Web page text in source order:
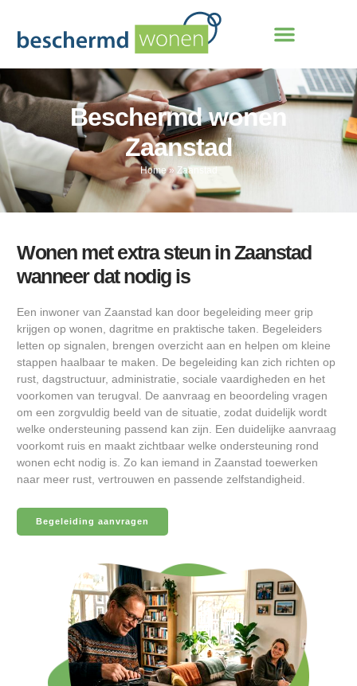
Beschermd wonen
Zaanstad
Home» Zaanstad
Wonen met extra steun in Zaanstad
wanneer dat nodig is
Een inwoner van Zaanstad kan door begeleiding meer grip
krijgen op wonen, dagritme en praktische taken. Begeleiders
letten op signalen, brengen overzicht aan en helpen om kleine
stappen haalbaar te maken. De begeleiding kan zich richten op
rust, dagstructuur, administratie, sociale vaardigheden en het
voorkomen van terugval. De aanvraag en beoordeling vragen
om een zorgvuldig beeld van de situatie, zodat duidelijk wordt
welke ondersteuning passend kan zijn. Een duidelijke aanvraag
voorkomt ruis en maakt zichtbaar welke ondersteuning rond
wonen echt nodig is. Zo kan iemand in Zaanstad toewerken
naar meer rust, vertrouwen en passende zelfstandigheid.
Begeleiding aanvragen